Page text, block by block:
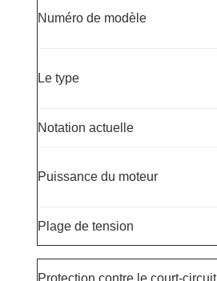
Numéro de modèle
Le type
Notation actuelle
Puissance du moteur
Plage de tension
Protection contre le court-circuit